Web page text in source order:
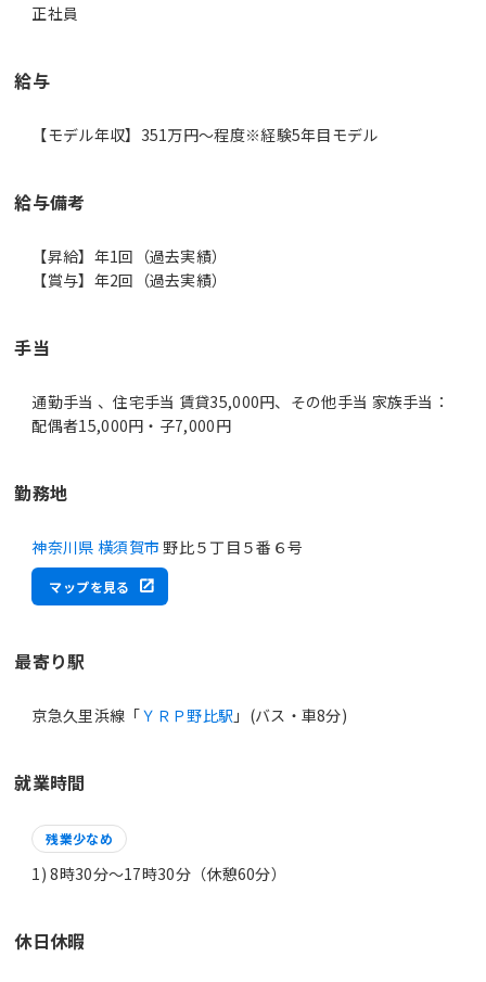
正社員
給与
【モデル年収】351万円〜程度※経験5年目モデル
給与備考
【昇給】年1回（過去実績）
【賞与】年2回（過去実績）
手当
通勤手当 、住宅手当 賃貸35,000円、その他手当 家族手当：
配偶者15,000円・子7,000円
勤務地
神奈川県 横須賀市 野比５丁目５番６号
マップを見る
最寄り駅
京急久里浜線「ＹＲＰ野比駅 」(バス・車8分)
就業時間
残業少なめ
1) 8時30分〜17時30分（休憩60分）
休日休暇